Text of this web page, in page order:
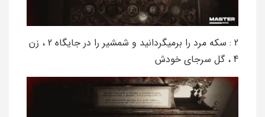
2 : سکه مرد را برمیگردانید و شمشیر را در جایگاه 2 ، زن
4 ، گل سرجای خودش